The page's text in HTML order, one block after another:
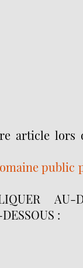
article lors
public
: